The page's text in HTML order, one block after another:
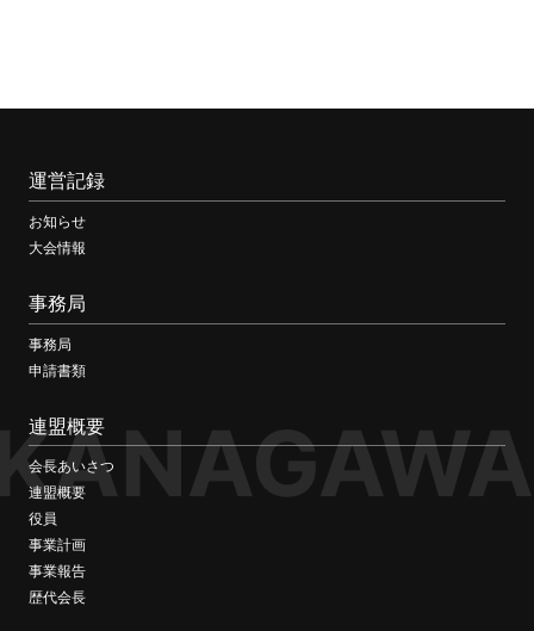
運営記録
お知らせ
大会情報
事務局
事務局
申請書類
連盟概要
会長あいさつ
連盟概要
役員
事業計画
事業報告
歴代会長